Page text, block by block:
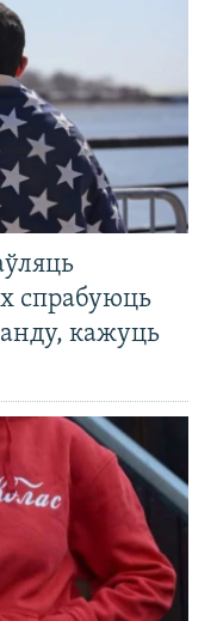
спрабуюць
кажуць